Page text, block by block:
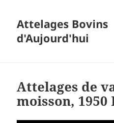
Attelages Bovins
d'Aujourd'hui
Attelages de
moisson, 1950